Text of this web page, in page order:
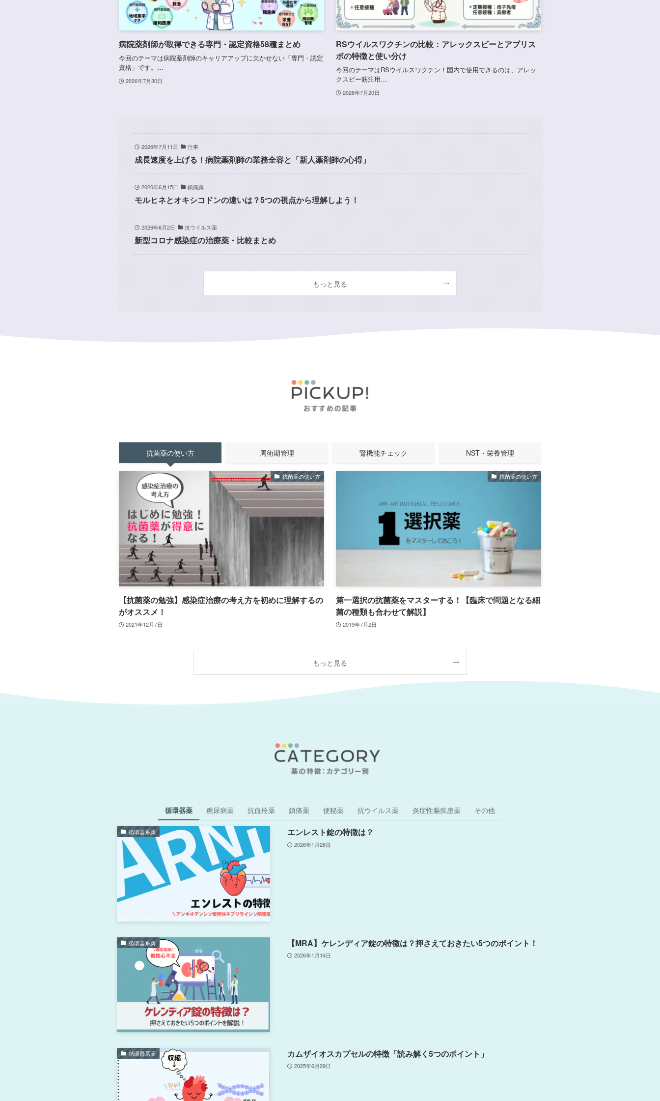
病院薬剤師が取得できる専門・認定資格58種まとめ
今回のテーマは病院薬剤師のキャリアアップに欠かせない「専門・認定
資格」です。…
2026年7月30日
RSウイルスワクチンの比較：アレックスビーとアブリス
ボの特徴と使い分け
今回のテーマはRSウイルスワクチン！国内で使用できるのは、アレッ
クスビー筋注用…
2026年7月20日
2026年7月11日 仕事
成長速度を上げる！病院薬剤師の業務全容と「新人薬剤師の心得」
2026年6月15日 鎮痛薬
モルヒネとオキシコドンの違いは？5つの視点から理解しよう！
2026年6月2日 抗ウイルス薬
新型コロナ感染症の治療薬・比較まとめ
もっと見る
抗菌薬の使い方 周術期管理 腎機能チェック NST・栄養管理
抗菌薬の使い方
【抗菌薬の勉強】感染症治療の考え方を初めに理解するの
がオススメ！
2021年12月7日
抗菌薬の使い方
第一選択の抗菌薬をマスターする！【臨床で問題となる細
菌の種類も合わせて解説】
2019年7月2日
もっと見る
循環器薬 糖尿病薬 抗血栓薬 鎮痛薬 便秘薬 抗ウイルス薬 炎症性腸疾患薬 その他
循環器系薬 エンレスト錠の特徴は？
2026年1月26日
循環器系薬 【MRA】ケレンディア錠の特徴は？押さえておきたい5つのポイント！
2026年1月14日
循環器系薬 カムザイオスカプセルの特徴「読み解く5つのポイント」
2025年6月29日